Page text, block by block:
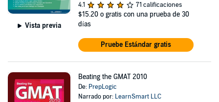
Vista previa
4.1
71 calificaciones
$15.20 o gratis con una prueba de 30
días
Pruebe Estándar gratis
Beating the GMAT 2010
De: PrepLogic
Narrado por: LearnSmart LLC